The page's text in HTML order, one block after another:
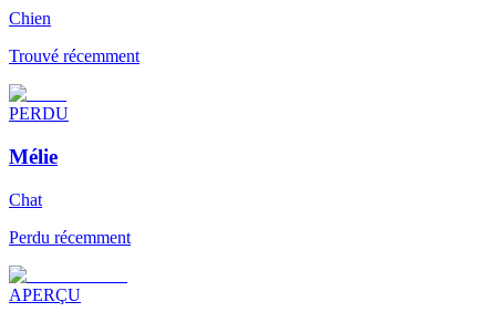
Chien
Trouvé récemment
PERDU
Mélie
Chat
Perdu récemment
APERÇU